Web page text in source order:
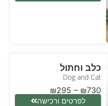
כלב וחתול
Dog and Cat
₪295 – ₪730
לפרטים ורכישה